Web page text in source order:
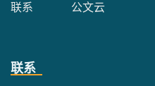
联系 公文云
联系